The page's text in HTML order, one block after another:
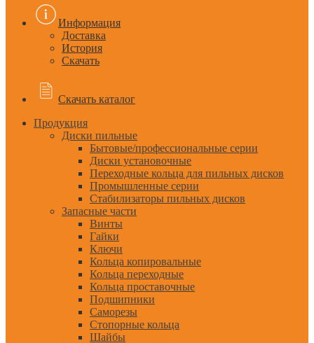
Информация
Доставка
История
Скачать
Скачать каталог
Продукция
Диски пильные
Бытовые/профессиональные серии
Диски установочные
Переходные кольца для пильных дисков
Промышленные серии
Стабилизаторы пильных дисков
Запасные части
Винты
Гайки
Ключи
Кольца копировальные
Кольца переходные
Кольца проставочные
Подшипники
Саморезы
Стопорные кольца
Шайбы